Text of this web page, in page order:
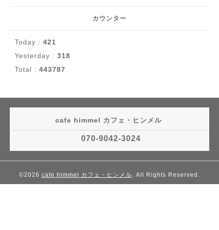
カウンター
Today : 421
Yesterday : 318
Total : 443787
cafe himmel カフェ・ヒンメル
070-9042-3024
©2026 cafe himmel カフェ・ヒンメル. All Rights Reserved.